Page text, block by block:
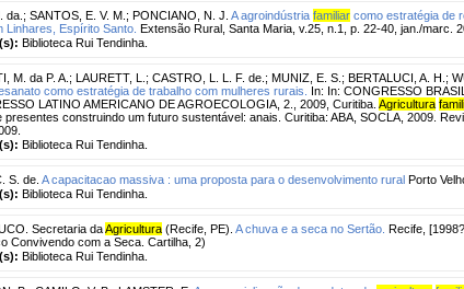
da. ; SANTOS, E. V. M. ; PONCIANO, N. J. A agroindústria familiar como estratégia de
Linhares, Espírito Santo. Extensão Rural, Santa Maria, v.25, n.1, p. 22-40, jan./marc.
Biblioteca Rui Tendinha.
M. da P. A. ; LAURETT, L. ; CASTRO, L. L. F. de. ; MUNIZ, E. S. ; BERTALUCI, A. H. ;
como estratégia de trabalho com mulheres rurais.
In: In: CONGRESSO
LATINO AMERICANO DE AGROECOLOGIA, 2., 2009, Curitiba. Agricultura
presentes construindo um futuro sustentável: anais. Curitiba: ABA, SOCLA, 2009.
Biblioteca Rui Tendinha.
S. de. A capacitacao massiva : uma proposta para o desenvolvimento rural Porto
Biblioteca Rui Tendinha.
Secretaria daAgricultura (Recife, PE). A chuva e a seca no Sertão. Recife,
Convivendo com a Seca. Cartilha, 2)
Biblioteca Rui Tendinha.